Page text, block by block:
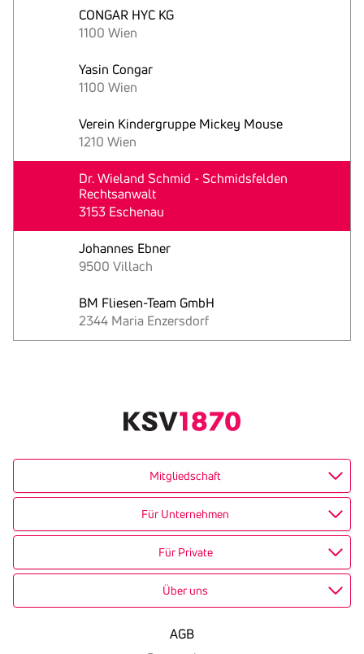
CONGAR HYC KG
1100 Wien
Yasin Congar
1100 Wien
Verein Kindergruppe Mickey Mouse
1210 Wien
Dr. Wieland Schmid - Schmidsfelden
Rechtsanwalt
3153 Eschenau
Johannes Ebner
9500 Villach
BM Fliesen-Team GmbH
2344 Maria Enzersdorf
Mitgliedschaft
Für Unternehmen
Für Private
Über uns
AGB